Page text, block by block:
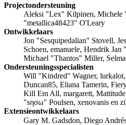
Projectondersteuning
Aleksi "Lex" Kilpinen, Michele
"metallica48423" O'Leary
Ontwikkelaars
Jon "Sesquipedalian" Stovell,
Schoen, emanuele, Hendrik
Michael "Thantos" Miller,
Ondersteuningsspecialisten
Will "Kindred" Wagner,
Duncan85, Eliana Tamerin,
Kill Em All, margarett,
"sησω" Poulsen, xenovanis en
Extensieontwikkelaars
Gary M. Gadsdon, Diego